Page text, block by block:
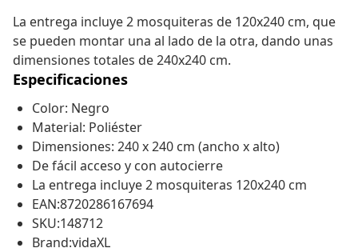
La entrega incluye 2 mosquiteras de 120x240 cm, que
se pueden montar una al lado de la otra, dando unas
dimensiones totales de 240x240 cm.
Especificaciones
Color: Negro
Material: Poliéster
Dimensiones: 240 x 240 cm (ancho x alto)
De fácil acceso y con autocierre
La entrega incluye 2 mosquiteras 120x240 cm
EAN:8720286167694
SKU:148712
Brand:vidaXL